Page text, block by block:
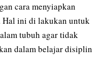
cara menyiapkan
Hal ini di lakukan untuk
tubuh agar tidak
dalam belajar disiplin